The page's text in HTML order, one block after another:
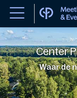
Center
Waar de